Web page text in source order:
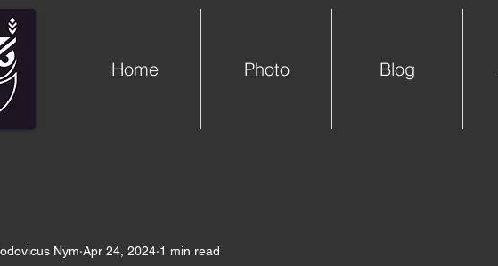
Home Photo Blog
Nym Apr 24, 2024 1 min read